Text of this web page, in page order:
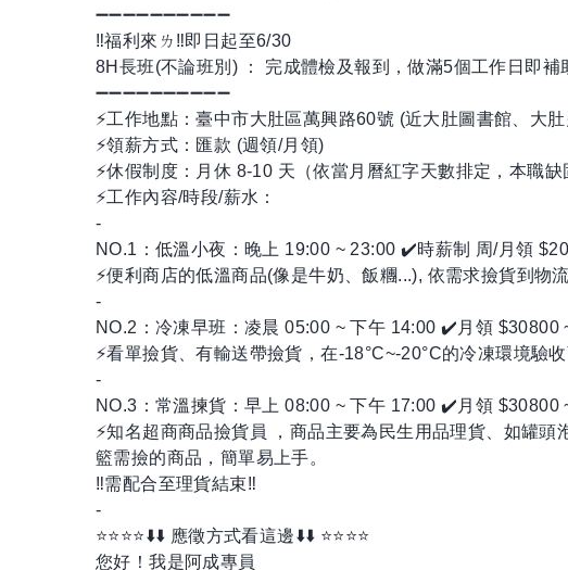
➖➖➖➖➖➖➖➖➖➖
‼️福利來ㄌ‼️即日起至6/30
8H長班(不論班別) ： 完成體檢及報到，做滿5個工作日即
➖➖➖➖➖➖➖➖➖➖
⚡工作地點：臺中市大肚區萬興路60號 (近大肚圖書館、大
⚡領薪方式：匯款 (週領/月領)
⚡休假制度：月休 8-10 天（依當月曆紅字天數排定，本職
⚡工作內容/時段/薪水：
-
NO.1：低溫小夜：晚上 19:00 ~ 23:00 ✔️時薪制 周/月領
⚡便利商店的低溫商品(像是牛奶、飯糰...), 依需求撿貨到
-
NO.2：冷凍早班：凌晨 05:00 ~ 下午 14:00 ✔️月領 $30800
⚡看單撿貨、有輸送帶撿貨，在-18°C~-20°C的冷凍環境驗
-
NO.3：常溫揀貨：早上 08:00 ~ 下午 17:00 ✔️月領 $30800
⚡知名超商商品撿貨員 ，商品主要為民生用品理貨、如罐
籃需撿的商品，簡單易上手。
‼️需配合至理貨結束‼️
-
⭐️⭐️⭐️⭐️⬇️⬇️ 應徵方式看這邊⬇️⬇️ ⭐️⭐️⭐️⭐️
您好！我是阿成專員